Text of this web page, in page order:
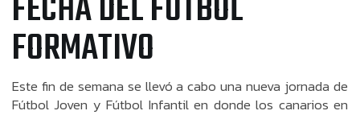
FECHA DEL FÚTBOL
FORMATIVO
Este fin de semana se llevó a cabo una nueva jornada de
Fútbol Joven y Fútbol Infantil en donde los canarios en